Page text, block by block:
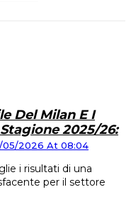
Del Milan E I
2025/26:
05/2026 At 08:04
i risultati di una
per il settore